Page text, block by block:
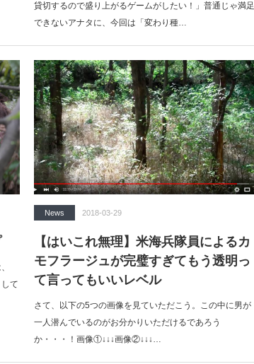
貸切するので盛り上がるゲームがしたい！」普通じゃ満足
できないアナタに、今回は「変わり種…
て
News 2018-03-29
【はいこれ無理】米海兵隊員によるカ
モフラージュが完璧すぎてもう透明っ
て言ってもいいレベル
さて、以下の5つの画像を見ていただこう。この中に男が
一人潜んでいるのがお分かりいただけるであろう
か・・・！画像①↓↓↓画像②↓↓↓…